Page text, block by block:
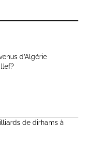
d’Algérie
de dirhams à